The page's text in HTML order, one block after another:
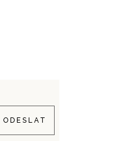
ODESLAT